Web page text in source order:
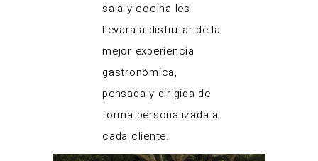
sala y cocina les
llevará a disfrutar de la
mejor experiencia
gastronómica,
pensada y dirigida de
forma personalizada a
cada cliente.